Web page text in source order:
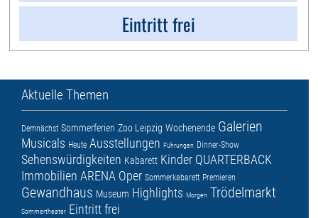
Eintritt frei
Aktuelle Themen
Demnächst Sommerferien Zoo Leipzig Wochenende Galerien
Musicals Heute Ausstellungen Führungen Dinner-Show
Sehenswürdigkeiten Kabarett Kinder QUARTERBACK
Immobilien ARENA Oper Sommerkabarett Premieren
Gewandhaus Museum Highlights Morgen Trödelmarkt
Sommertheater Eintritt frei